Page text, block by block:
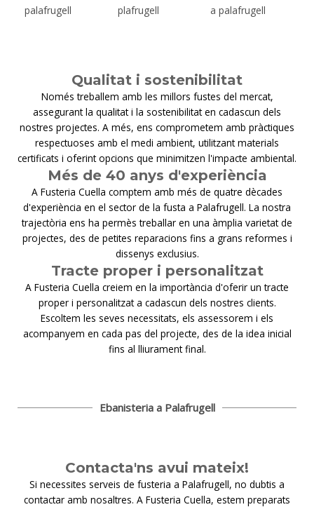
Qualitat i sostenibilitat
Només treballem amb les millors fustes del mercat,
assegurant la qualitat i la sostenibilitat en cadascun dels
nostres projectes. A més, ens comprometem amb pràctiques
respectuoses amb el medi ambient, utilitzant materials
certificats i oferint opcions que minimitzen l'impacte ambiental.
Més de 40 anys d'experiència
A Fusteria Cuella comptem amb més de quatre dècades
d'experiència en el sector de la fusta a Palafrugell. La nostra
trajectòria ens ha permès treballar en una àmplia varietat de
projectes, des de petites reparacions fins a grans reformes i
dissenys exclusius.
Tracte proper i personalitzat
A Fusteria Cuella creiem en la importància d'oferir un tracte
proper i personalitzat a cadascun dels nostres clients.
Escoltem les seves necessitats, els assessorem i els
acompanyem en cada pas del projecte, des de la idea inicial
fins al lliurament final.
Ebanisteria a Palafrugell
Contacta'ns avui mateix!
Si necessites serveis de fusteria a Palafrugell, no dubtis a
contactar amb nosaltres. A Fusteria Cuella, estem preparats